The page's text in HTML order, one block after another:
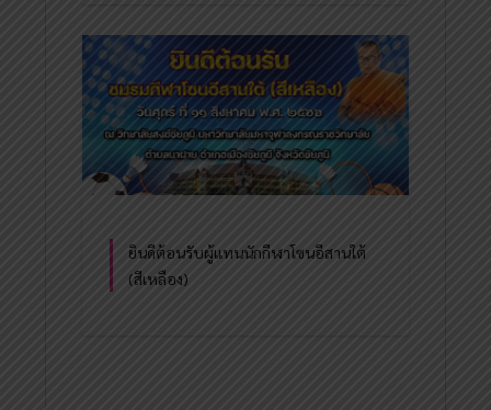
ยินดีต้อนรับผู้แทนนักกีฬาโซนอีสานใต้
(สีเหลือง)